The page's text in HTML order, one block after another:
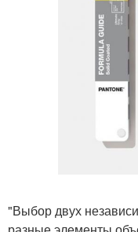
"Выбор двух